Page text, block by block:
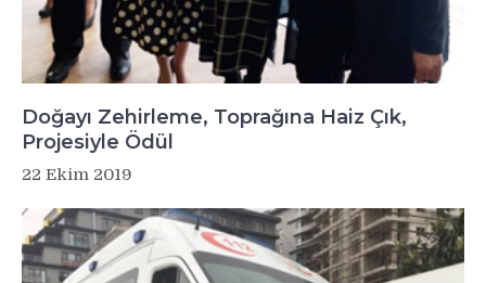
Doğayı Zehirleme, Toprağına Haiz Çık,
Projesiyle Ödül
22 Ekim 2019